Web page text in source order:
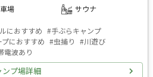
場 サウナ
におすすめ #手ぶらキャンプ
プにおすすめ #虫捕り #川遊び
電波あり
ンプ場詳細